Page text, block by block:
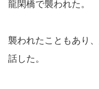
龍閑橋で襲われた。
襲われたこともあり
話した。